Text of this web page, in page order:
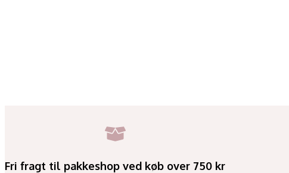
Fri fragt til pakkeshop ved køb over 750 kr